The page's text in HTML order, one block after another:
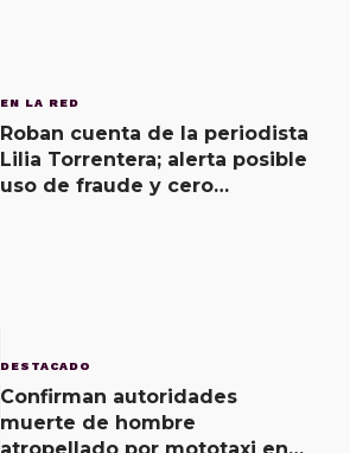
EN LA RED
Roban cuenta de la periodista
Lilia Torrentera; alerta posible
uso de fraude y cero
DESTACADO
Confirman autoridades
muerte de hombre